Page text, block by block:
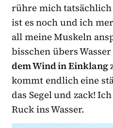
rühre mich
ist es noch und ich
all meine Muskeln
bisschen übers
dem Wind in Einklang
kommt endlich eine
das Segel und zack!
Ruck ins Wasser.